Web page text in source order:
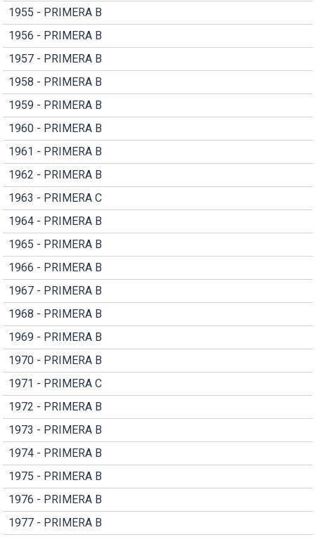
1955 - PRIMERA B
1956 - PRIMERA B
1957 - PRIMERA B
1958 - PRIMERA B
1959 - PRIMERA B
1960 - PRIMERA B
1961 - PRIMERA B
1962 - PRIMERA B
1963 - PRIMERA C
1964 - PRIMERA B
1965 - PRIMERA B
1966 - PRIMERA B
1967 - PRIMERA B
1968 - PRIMERA B
1969 - PRIMERA B
1970 - PRIMERA B
1971 - PRIMERA C
1972 - PRIMERA B
1973 - PRIMERA B
1974 - PRIMERA B
1975 - PRIMERA B
1976 - PRIMERA B
1977 - PRIMERA B